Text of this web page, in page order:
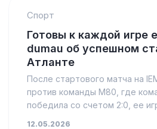
Спорт
Готовы к каждой игре
dumau об успешном
Атланте
После стартового матча на
против команды M80, где
победила со счетом 2:0, ее
12.05.2026